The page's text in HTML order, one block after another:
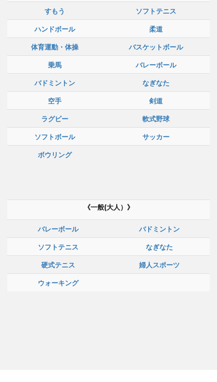
すもう
ソフトテニス
ハンドボール
柔道
体育運動・体操
バスケットボール
乗馬
バレーボール
バドミントン
なぎなた
空手
剣道
ラグビー
軟式野球
ソフトボール
サッカー
ボウリング
《一般(大人）》
バレーボール
バドミントン
ソフトテニス
なぎなた
硬式テニス
婦人スポーツ
ウォーキング